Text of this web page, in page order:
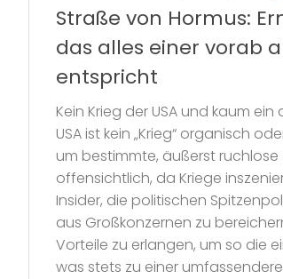
Straße von Hormus:
das alles einer vorab
entspricht
Kein Krieg der USA und kaum
USA ist kein „Krieg“ organisch
um bestimmte, äußerst ruchlose
offensichtlich, da Kriege
Insider, die politischen
aus Großkonzernen zu
Vorteile zu erlangen, um so die
was stets zu einer